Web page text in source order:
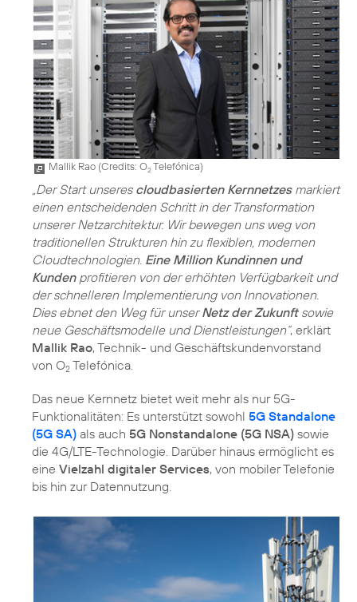
Mallik Rao (Credits: O2Telefónica)
„Der Start unseres cloudbasierten Kernnetzesmarkiert
einen entscheidenden Schritt in der Transformation
unserer Netzarchitektur. Wir bewegen uns weg von
traditionellen Strukturen hin zu flexiblen, modernen
Cloudtechnologien. Eine Million Kundinnen und
Kundenprofitieren von der erhöhten Verfügbarkeit und
der schnelleren Implementierung von Innovationen.
Dies ebnet den Weg für unserNetz der Zukunftsowie
neue Geschäftsmodelle und Dienstleistungen“, erklärt
Mallik Rao, Technik- und Geschäftskundenvorstand
von O2 Telefónica.
Das neue Kernnetz bietet weit mehr als nur 5G-
Funktionalitäten: Es unterstützt sowohl 5G Standalone
(5G SA) als auch 5G Nonstandalone (5G NSA) sowie
die 4G/LTE-Technologie. Darüber hinaus ermöglicht es
eine Vielzahl digitaler Services, von mobiler Telefonie
bis hin zur Datennutzung.